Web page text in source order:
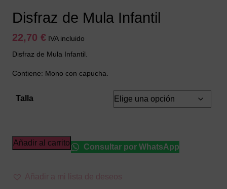
Disfraz de Mula Infantil
22,70 € IVA incluido
Disfraz de Mula Infantil.
Contiene: Mono con capucha.
Talla
Disfraz
Infantil
Añadir al carrito Consultar por WhatsApp
Añadir a mi lista de deseos